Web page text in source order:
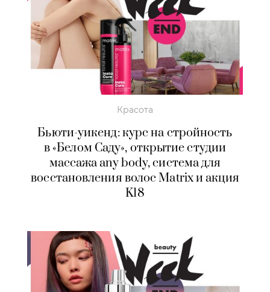
Красота
Бьюти-уикенд: курс на стройность
в «Белом Саду», открытие студии
массажа any body, система для
восстановления волос Matrix и акция
K18